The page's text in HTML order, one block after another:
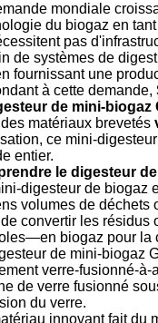
mondiale
du biogaz en
pas
de systèmes de
fournissant une
à cette demande,
de mini-biogaz
matériaux brevetés
ce mini-
entier.
le digesteur
digesteur de biogaz
volumes de déchets
convertir les résidus
biogaz pour la
de mini-biogaz
verre-fusionné-
de verre fusionné
du verre.
innovant fait du